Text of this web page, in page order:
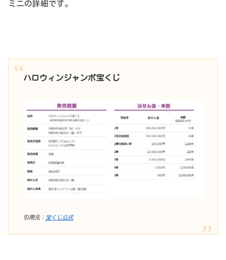
ミニの詳細です。
ハロウィンジャンボ宝くじ
引用元： 宝くじ公式